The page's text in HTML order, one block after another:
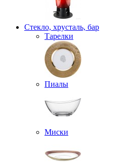
Стекло, хрусталь, бар
Тарелки
Пиалы
Миски